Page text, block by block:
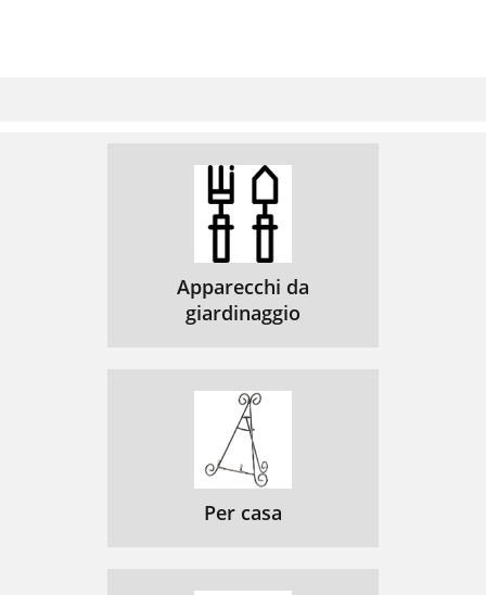
Apparecchi da
giardinaggio
Per casa